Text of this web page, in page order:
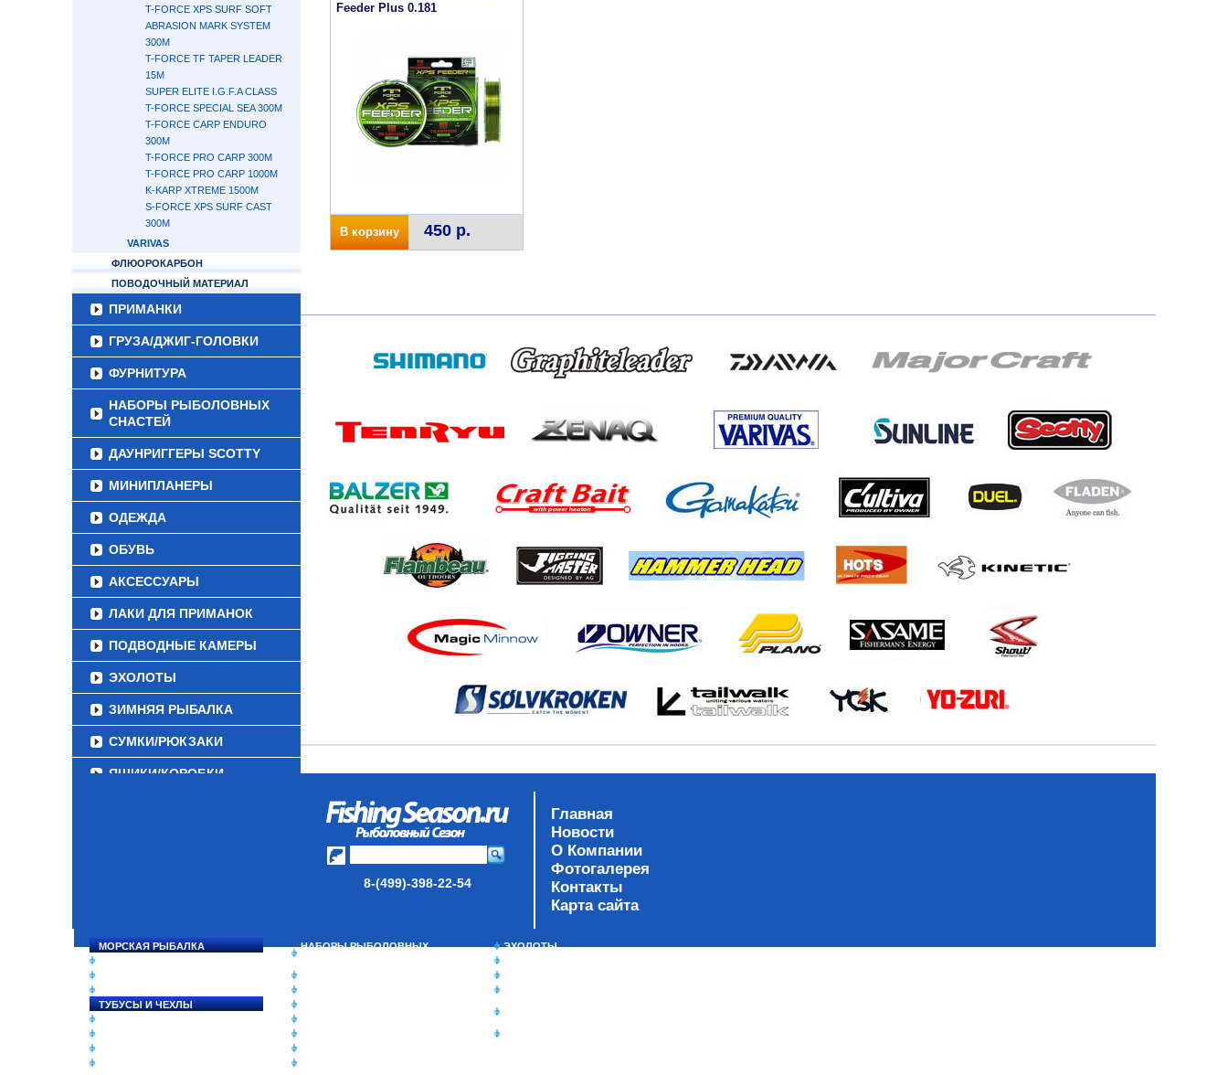
T-FORCE XPS SURF SOFT
ABRASION MARK SYSTEM
300М
T-FORCE TF TAPER LEADER
15М
SUPER ELITE I.G.F.A CLASS
T-FORCE SPECIAL SEA 300М
T-FORCE CARP ENDURO
300М
T-FORCE PRO CARP 300М
T-FORCE PRO CARP 1000М
K-KARP XTREME 1500М
S-FORCE XPS SURF CAST
300М
VARIVAS
ФЛЮОРОКАРБОН
ПОВОДОЧНЫЙ МАТЕРИАЛ
ПРИМАНКИ
ГРУЗА/ДЖИГ-ГОЛОВКИ
ФУРНИТУРА
НАБОРЫ РЫБОЛОВНЫХ
СНАСТЕЙ
ДАУНРИГГЕРЫ SCOTTY
МИНИПЛАНЕРЫ
ОДЕЖДА
ОБУВЬ
АКСЕССУАРЫ
ЛАКИ ДЛЯ ПРИМАНОК
ПОДВОДНЫЕ КАМЕРЫ
ЭХОЛОТЫ
ЗИМНЯЯ РЫБАЛКА
СУМКИ/РЮКЗАКИ
ЯЩИКИ/КОРОБКИ
Feeder Plus 0.181
В корзину 450 р.
8-(499)-398-22-54
Главная
Новости
О Компании
Фотогалерея
Контакты
Карта сайта
МОРСКАЯ РЫБАЛКА
ТУБУСЫ И ЧЕХЛЫ
НАБОРЫ РЫБОЛОВНЫХ
ЭХОЛОТЫ